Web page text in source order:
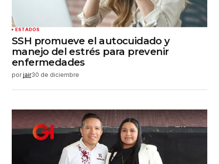
ESTADOS
SSH promueve el autocuidado y
manejo del estrés para prevenir
enfermedades
por jair30 de diciembre